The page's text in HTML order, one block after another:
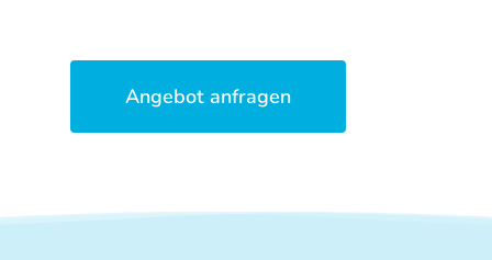
Angebot anfragen